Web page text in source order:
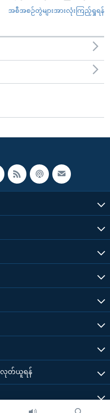
အစီအစဉ်တွဲများအားလုံးကြည့်ရှုရန်
းလုတ်ယူရန်